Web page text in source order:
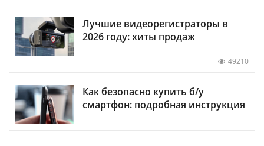
Лучшие видеорегистраторы в
2026 году: хиты продаж
49210
Как безопасно купить б/у
смартфон: подробная инструкция